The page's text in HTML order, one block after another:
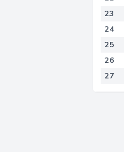
23
24
25
26
27